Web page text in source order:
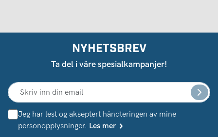
NYHETSBREV
Ta del i våre spesialkampanjer!
Jeg har lest og akseptert håndteringen av mine
personopplysninger. Les mer